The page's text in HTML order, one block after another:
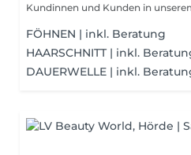
Kundinnen und Kunden in
FÖHNEN | inkl. Beratung
HAARSCHNITT | inkl.
DAUERWELLE | inkl.